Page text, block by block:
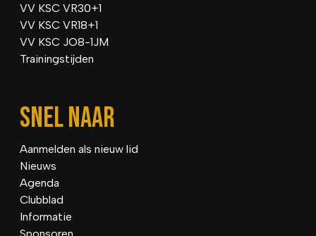
VV KSC VR30+1
VV KSC VR18+1
VV KSC JO8-1JM
Trainingstijden
SNEL NAAR
Aanmelden als nieuw lid
Nieuws
Agenda
Clubblad
Informatie